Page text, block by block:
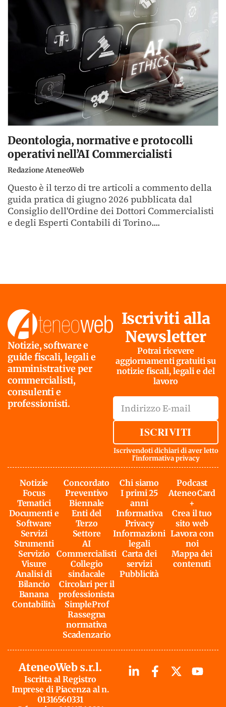
Deontologia, normative e protocolli
operativi nell’AI Commercialisti
Redazione AteneoWeb
Questo è il terzo di tre articoli a commento della
guida pratica di giugno 2026 pubblicata dal
Consiglio dell'Ordine dei Dottori Commercialisti
e degli Esperti Contabili di Torino....
Notizie, software e
guide fiscali, legali e
amministrative per
commercialisti,
consulenti e
professionisti.
Iscriviti alla
Newsletter
Potrai ricevere
aggiornamenti gratuiti su
notizie fiscali, legali e del
lavoro
ISCRIVITI
Iscrivendoti dichiari di aver letto
l'informativa privacy
Notizie
Focus
Tematici
Documenti e
Software
Servizi
Strumenti
Servizio
Visure
Analisi di
Bilancio
Banana
Contabilità
Concordato
Preventivo
Biennale
Enti del
Terzo
Settore
AI
Commercialisti
Collegio
sindacale
Circolari per il
professionista
SimpleProf
Rassegna
normativa
Scadenzario
Chi siamo
I primi 25
anni
Informativa
Privacy
Informazioni
legali
Carta dei
servizi
Pubblicità
Podcast
AteneoCard
+
Crea il tuo
sito web
Lavora con
noi
Mappa dei
contenuti
AteneoWeb s.r.l.
Iscritta al Registro
Imprese di Piacenza al n.
01316560331